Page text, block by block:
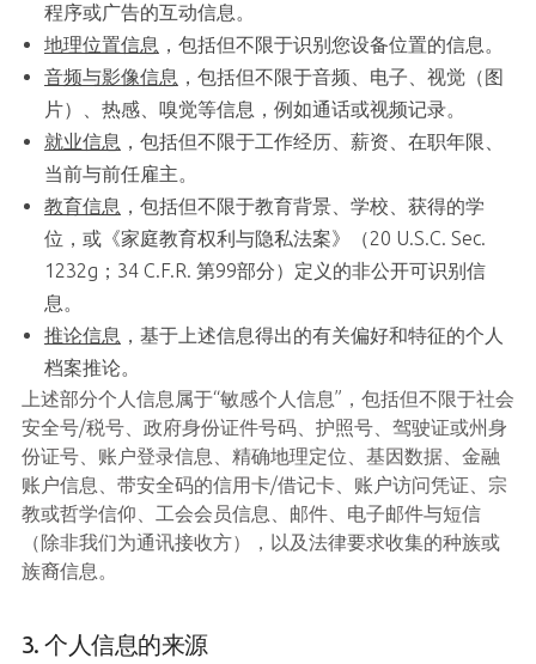
程序或广告的互动信息。
地理位置信息 ，包括但不限于识别您设备位置的信息。
音频与影像信息 ，包括但不限于音频、电子、视觉（图
片）、热感、嗅觉等信息，例如通话或视频记录。
就业信息 ，包括但不限于工作经历、薪资、在职年限、
当前与前任雇主。
教育信息 ，包括但不限于教育背景、学校、获得的学
位，或《家庭教育权利与隐私法案》（20 U.S.C. Sec.
1232g；34 C.F.R. 第99部分）定义的非公开可识别信
息。
推论信息 ，基于上述信息得出的有关偏好和特征的个人
档案推论。
上述部分个人信息属于“敏感个人信息”，包括但不限于社会
安全号/税号、政府身份证件号码、护照号、驾驶证或州身
份证号、账户登录信息、精确地理定位、基因数据、金融
账户信息、带安全码的信用卡/借记卡、账户访问凭证、宗
教或哲学信仰、工会会员信息、邮件、电子邮件与短信
（除非我们为通讯接收方），以及法律要求收集的种族或
族裔信息。
3. 个人信息的来源